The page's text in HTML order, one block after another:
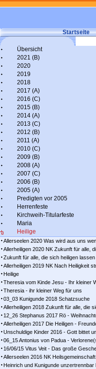
Startseite
Übersicht
2021 (B)
2020
2019
2018
2017 (A)
2016 (C)
2015 (B)
2014 (A)
2013 (C)
2012 (B)
2011 (A)
2010 (C)
2009 (B)
2008 (A)
2007 (C)
2006 (B)
2005 (A)
Predigten vor 2005
Herrenfeste
Kirchweih-Titularfeste
Maria
Heilige
Allerseelen 2020 Was wird aus uns
Allerheiligen 2020 NK Zukunft für alle,
Zukunft für alle, die sich heiligen
Allerheiligen 2019 NK Nach Heiligkeit
Heilige
Theresia vom Kinde Jesu - Ihr kleiner
Theresia - ihr kleiner Weg für uns
03_03 Kunigunde 2018 Schatzsuche
Allerheiligen 2018 Zukunft für alle, die
12_26 Stephanus 2017 Rö -
Allerheiligen 2017 Die Heiligen -
Unschuldige Kinder 2016 - Gott bittet
06_15 Antonius von Padua -
16/06/15 Vitus Veit - Das große
Allerseelen 2016 NK
Heinrich und Kunigunde unzertrennbar